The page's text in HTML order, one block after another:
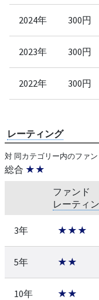
2024年 300円
2023年 300円
2022年 300円
レーティング
対 同カテゴリー内のファン
総合 ★★
ファンド
レーティ
3年 ★★★
5年 ★★
10年 ★★